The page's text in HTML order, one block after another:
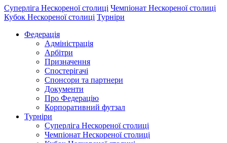
Суперліга Нескореної столиці Чемпіонат Нескореної столиці
Кубок Нескореної столиці Турніри
Федерація
Адміністрація
Арбітри
Призначення
Спостерігачі
Спонсори та партнери
Документи
Про Федерацію
Корпоративний футзал
Турніри
Суперліга Нескореної столиці
Чемпіонат Нескореної столиці